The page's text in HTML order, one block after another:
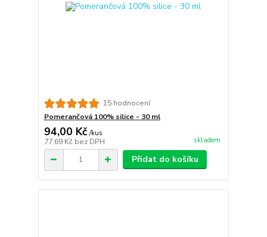
15 hodnocení
Pomerančová 100% silice - 30 ml
94,00 Kč /kus
77,69 Kč bez DPH skladem
Přidat do košíku